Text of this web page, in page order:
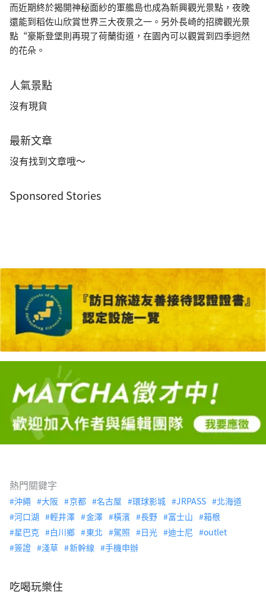
而近期終於揭開神秘面紗的軍艦島也成為新興觀光景點，夜晚
還能到稻佐山欣賞世界三大夜景之一。另外長崎的招牌觀光景
點“豪斯登堡則再現了荷蘭街道，在園內可以觀賞到四季迥然
的花朵。
人氣景點
沒有現貨
最新文章
沒有找到文章哦～
Sponsored Stories
熱門關鍵字
沖繩 大阪 京都 名古屋 環球影城 JRPASS
北海道
河口湖
輕井澤 金澤 橫濱 長野 富士山
箱根
星巴克
白川鄉 東北 駕照 日光 迪士尼
outlet
簽證
淺草 新幹線 手機申辦
吃喝玩樂住